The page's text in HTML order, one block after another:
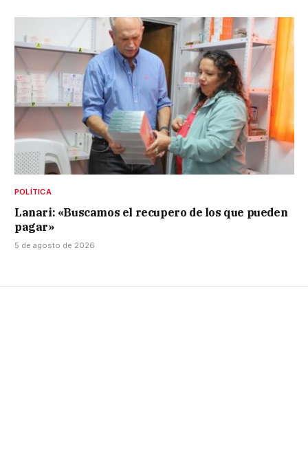
POLÍTICA
Lanari: «Buscamos el recupero de los que pueden
pagar»
5 de agosto de 2026